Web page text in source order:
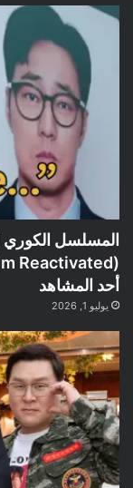
المسلسل الكوري
أحد المشاهد
يوليو 1, 2026